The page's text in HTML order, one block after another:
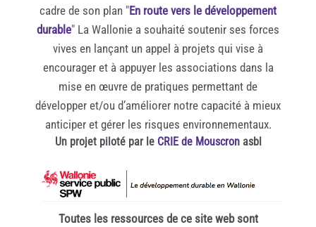
cadre de son plan "En route vers le développement
durable" La Wallonie a souhaité soutenir ses forces
vives en lançant un appel à projets qui vise à
encourager et à appuyer les associations dans la
mise en œuvre de pratiques permettant de
développer et/ou d’améliorer notre capacité à mieux
anticiper et gérer les risques environnementaux.
Un projet piloté par le CRIE de Mouscronasbl
Toutes les ressources de ce site web sont